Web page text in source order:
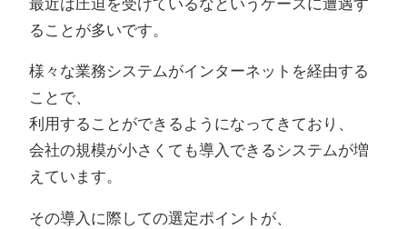
最近は圧迫を受けているなというケースに遭遇す
ることが多いです。
様々な業務システムがインターネットを経由する
ことで、
利用することができるようになってきており、
会社の規模が小さくても導入できるシステムが増
えています。
その導入に際しての選定ポイントが、